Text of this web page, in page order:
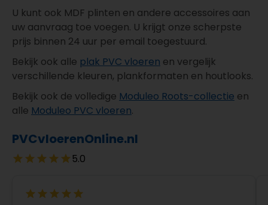
U kunt ook MDF plinten en andere accessoires aan
uw aanvraag toe voegen. U krijgt onze scherpste
prijs binnen 24 uur per email toegestuurd.
Bekijk ook alle plak PVC vloeren en vergelijk
verschillende kleuren, plankformaten en houtlooks.
Bekijk ook de volledige Moduleo Roots-collectie en
alle Moduleo PVC vloeren.
PVCvloerenOnline.nl
5.0